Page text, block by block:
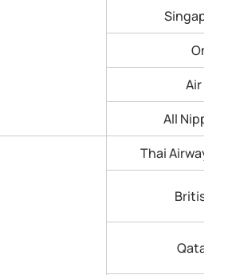
Air
All Nippon
Thai Airways
British
Qatar